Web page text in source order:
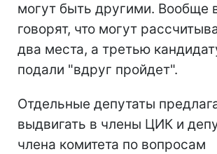
могут быть другими. Вообще
говорят, что могут
два места, а третью
подали "вдруг пройдет".
Отдельные депутаты
выдвигать в члены ЦИК и
члена комитета по вопросам